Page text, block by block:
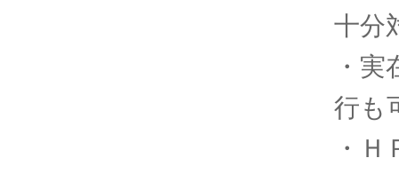
十分
・
行も
・